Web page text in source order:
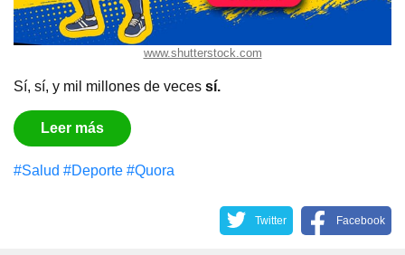
www.shutterstock.com
Sí, sí, y mil millones de veces sí.
Leer más
#Salud #Deporte #Quora
Twitter Facebook